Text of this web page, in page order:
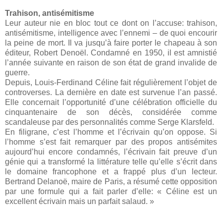
Trahison, antisémitisme
Leur auteur nie en bloc tout ce dont on l’accuse: trahison,
antisémitisme, intelligence avec l’ennemi – de quoi encourir
la peine de mort. Il va jusqu’à faire porter le chapeau à son
éditeur, Robert Denoël. Condamné en 1950, il est amnistié
l’année suivante en raison de son état de grand invalide de
guerre.
Depuis, Louis-Ferdinand Céline fait régulièrement l’objet de
controverses. La dernière en date est survenue l’an passé.
Elle concernait l’opportunité d’une célébration officielle du
cinquantenaire de son décès, considérée comme
scandaleuse par des personnalités comme Serge Klarsfeld.
En filigrane, c’est l’homme et l’écrivain qu’on oppose. Si
l’homme s’est fait remarquer par des propos antisémites
aujourd’hui encore condamnés, l’écrivain fait preuve d’un
génie qui a transformé la littérature telle qu’elle s’écrit dans
le domaine francophone et a frappé plus d’un lecteur.
Bertrand Delanoë, maire de Paris, a résumé cette opposition
par une formule qui a fait parler d’elle: « Céline est un
excellent écrivain mais un parfait salaud. »